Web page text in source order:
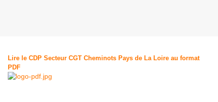
Lire le CDP Secteur CGT Cheminots Pays de La Loire au format
PDF